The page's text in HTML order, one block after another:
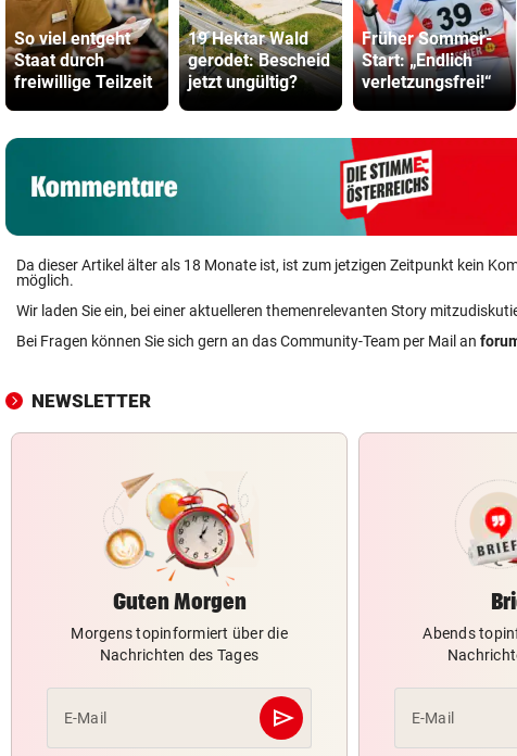
So viel entgeht
Staat durch
freiwillige Teilzeit
19 Hektar Wald
gerodet: Bescheid
jetzt ungültig?
Früher Sommer-
Start: „Endlich
verletzungsfrei!“
Da dieser Artikel älter als 18 Monate ist, ist zum jetzigen Zeitpunkt kein
möglich.
Wir laden Sie ein, bei einer aktuelleren themenrelevanten Story
Bei Fragen können Sie sich gern an das Community-Team per Mail an
NEWSLETTER
Guten Morgen
Morgens topinformiert über die
Nachrichten des Tages
E-Mail send
Abschicken
Abends
E-Mail